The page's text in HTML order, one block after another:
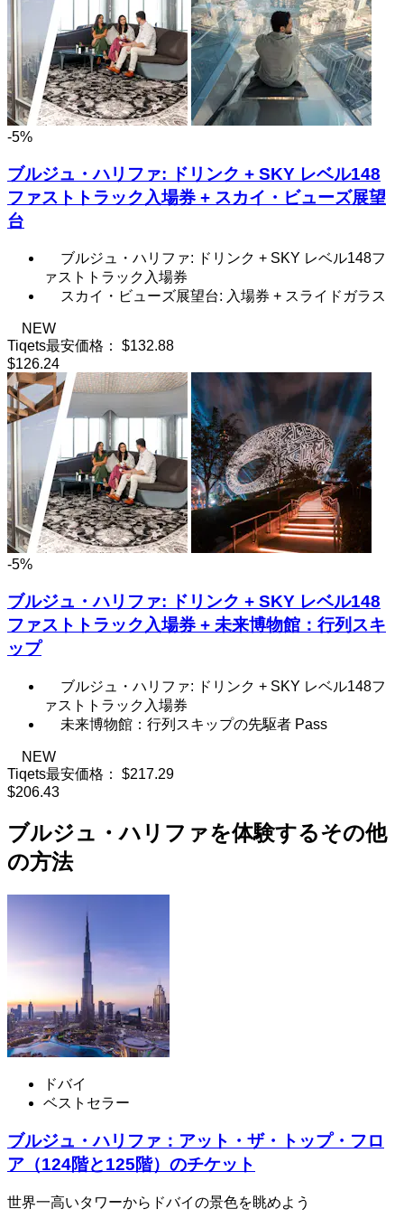
-5%
ブルジュ・ハリファ: ドリンク + SKY レベル148
ファストトラック入場券 + スカイ・ビューズ展望
台
ブルジュ・ハリファ: ドリンク + SKY レベル148フ
ァストトラック入場券
スカイ・ビューズ展望台: 入場券 + スライドガラス
NEW
Tiqets最安価格：
$132.88
$126.24
-5%
ブルジュ・ハリファ: ドリンク + SKY レベル148
ファストトラック入場券 + 未来博物館：行列スキ
ップ
ブルジュ・ハリファ: ドリンク + SKY レベル148フ
ァストトラック入場券
未来博物館：行列スキップの先駆者 Pass
NEW
Tiqets最安価格：
$217.29
$206.43
ブルジュ・ハリファを体験するその他
の方法
ドバイ
ベストセラー
ブルジュ・ハリファ：アット・ザ・トップ・フロ
ア（124階と125階）のチケット
世界一高いタワーからドバイの景色を眺めよう